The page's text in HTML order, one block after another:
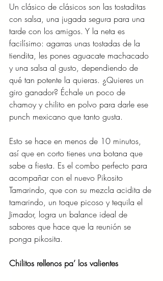
Un clásico de clásicos son las tostaditas
con salsa, una jugada segura para una
tarde con los amigos. Y la neta es
facilísimo: agarras unas tostadas de la
tiendita, les pones aguacate machacado
y una salsa al gusto, dependiendo de
qué tan potente la quieras. ¿Quieres un
giro ganador? Échale un poco de
chamoy y chilito en polvo para darle ese
punch mexicano que tanto gusta.
Esto se hace en menos de 10 minutos,
así que en corto tienes una botana que
sabe a fiesta. Es el combo perfecto para
acompañar con el nuevo Pikosito
Tamarindo, que con su mezcla acidita de
tamarindo, un toque picoso y tequila el
Jimador, logra un balance ideal de
sabores que hace que la reunión se
ponga pikosita.
Chilitos rellenos pa’ los valientes